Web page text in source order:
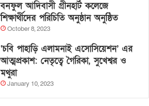
বনফুল আদিবাসী গ্রীনহার্ট কলেজে
শিক্ষার্থীদের পরিচিতি অনুষ্ঠান অনুষ্ঠিত
October 8, 2023
‘চবি পাহাড়ি এলামনাই এসোসিয়েশন’ এর
আত্মপ্রকাশ: নেতৃত্বে গৈরিকা, সুখেশ্বর ও
মথুরা
January 10, 2023